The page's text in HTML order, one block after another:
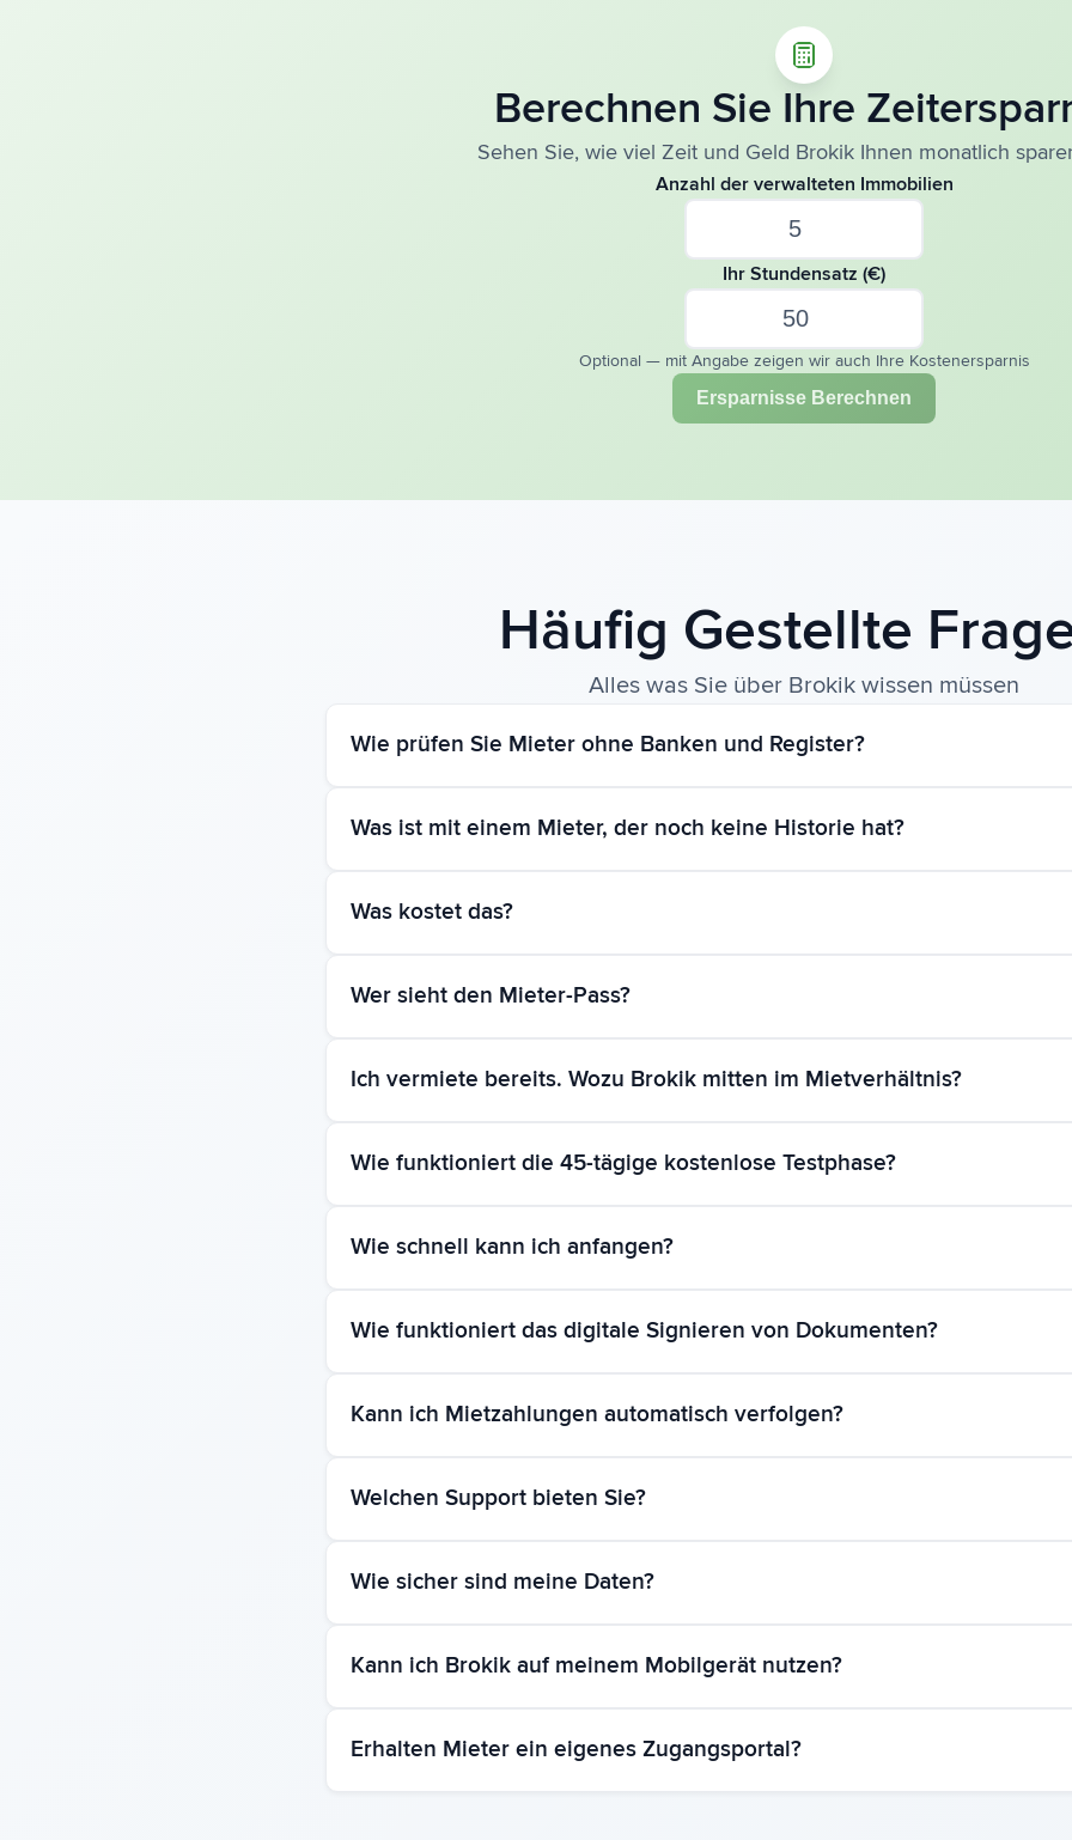
Berechnen Sie Ihre
Sehen Sie, wie viel Zeit und Geld Brokik Ihnen monatlich
Anzahl der verwalteten Immobilien
Ihr Stundensatz (€)
Optional — mit Angabe zeigen wir auch Ihre Kostenersparnis
Ersparnisse Berechnen
Häufig Gestellte
Alles was Sie über Brokik wissen müssen
Wie prüfen Sie Mieter ohne Banken und Register?
Wir prüfen nicht — wir dokumentieren. Brokik rechnet die Miete ab und führt Verträge
sind Pünktlichkeit und Miethistorie Systemeinträge, keine Behauptungen.
Was ist mit einem Mieter, der noch keine Historie hat?
Er beginnt mit einem Mieterfragebogen mit Referenzen (Stufe 1), und das erste in
Mietverhältnis baut Stufe 2 auf. Der Vermieter erhält vom Start weg das komplette
Was kostet das?
Sie legen Ihre erste Immobilie an und testen den vollen Plan 45 Tage kostenlos —
der Testphase wählen Sie einen Plan ab 4,90 € im Monat, passend zur Zahl Ihrer
Wer sieht den Mieter-Pass?
Nur die Person, der der Mieter den Link selbst sendet — und der Link läuft nach 48
Keine Banken, keine Register. Daten werden DSGVO-konform auf Servern in der EU
Ich vermiete bereits. Wozu Brokik mitten im Mietverhältnis?
Weil die Schleife mit der ersten erfassten Mietzahlung zu arbeiten beginnt. In einem
dokumentiertes Profil — und Sie automatische Abrechnungen und Belege statt eines
Wie funktioniert die 45-tägige kostenlose Testphase?
Sie testen den vollen Plan 45 Tage kostenlos — ohne Kartenangabe. Die Uhr startet,
Immobilie anlegen.
Wie schnell kann ich anfangen?
Sie können Ihre erste Immobilie in etwa 10 Minuten einrichten. Unser Onboarding-
jeden Schritt.
Wie funktioniert das digitale Signieren von Dokumenten?
Wir nutzen sichere digitale Signaturen. Mieter erhalten Dokumente per E-Mail und
Gerät aus signieren.
Kann ich Mietzahlungen automatisch verfolgen?
Ja, Brokik verfolgt automatisch alle Zahlungen und sendet Erinnerungen für
Echtzeit-Updates zum Zahlungsstatus.
Welchen Support bieten Sie?
Sie erreichen uns per E-Mail unter contact@brokik.com – wir antworten innerhalb von
steht Ihnen eine umfassende Hilfedokumentation zur Verfügung.
Wie sicher sind meine Daten?
Ihre Daten sind mit banküblicher Verschlüsselung geschützt und auf sicheren EU-
sind vollständig DSGVO-konform und geben Ihre Informationen niemals an Dritte
Kann ich Brokik auf meinem Mobilgerät nutzen?
Ja! Brokik funktioniert perfekt auf allen Geräten - Desktop, Tablet und Mobiltelefon.
Immobilien überall und jederzeit über Ihren Webbrowser verwalten.
Erhalten Mieter ein eigenes Zugangsportal?